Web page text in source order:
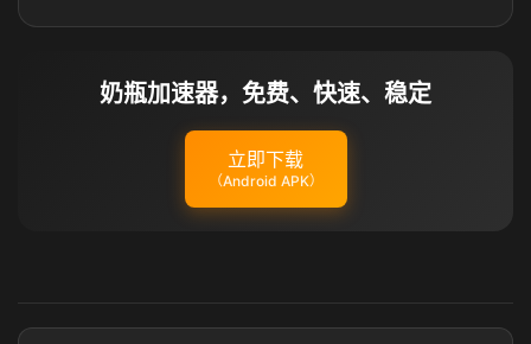
奶瓶加速器，免费、快速、稳定
立即下载
（Android APK）